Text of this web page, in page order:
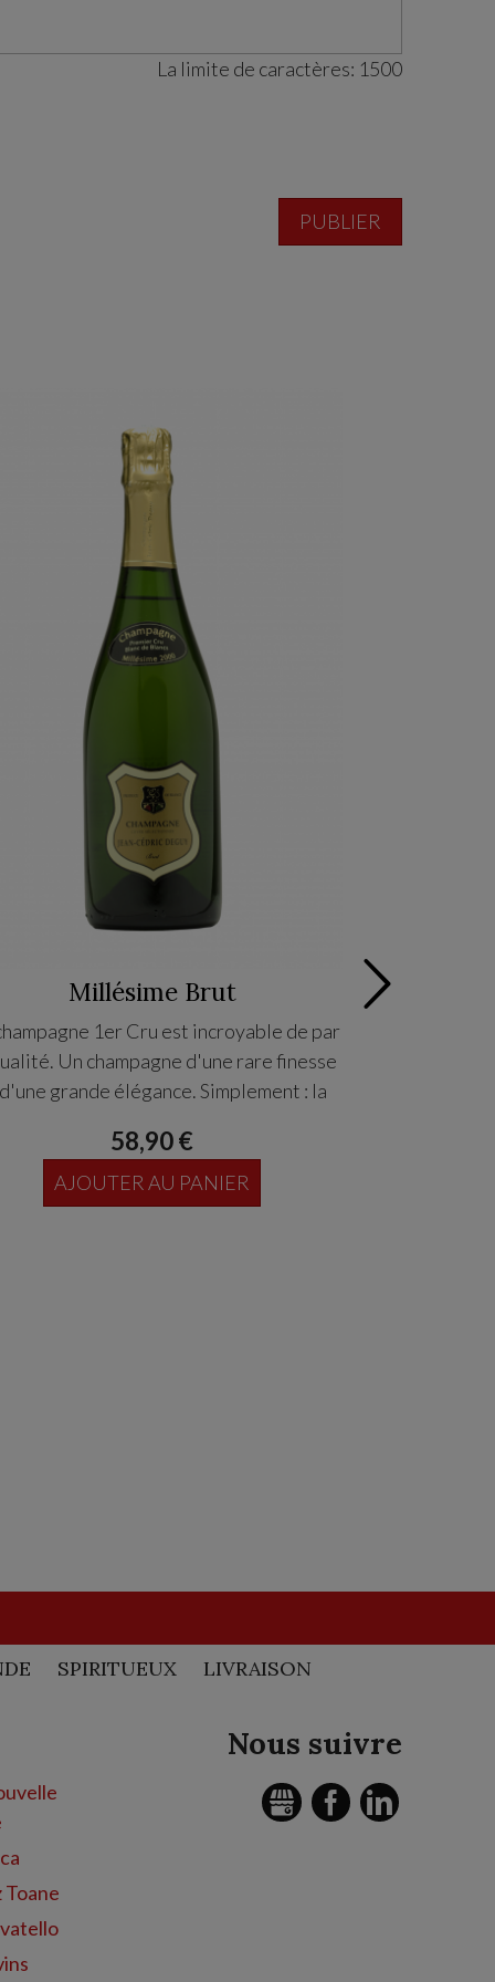
La limite de caractères: 1500
Millésime Brut
1er Cru est incroyable de par
Un champagne d'une rare finesse
grande élégance. Simplement : la
58,90 €
AJOUTER AU PANIER
SPIRITUEUX LIVRAISON
Nous suivre
GMB FACEBOOK
Toane